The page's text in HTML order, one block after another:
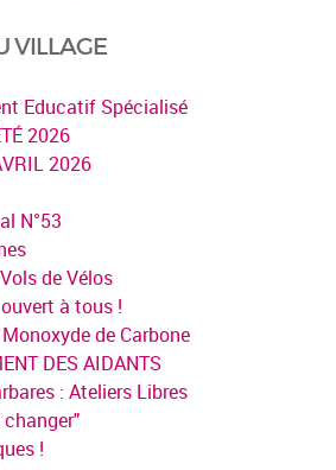
VILLAGE
Educatif Spécialisé
2026
2026
N°53
de Vélos
à tous !
de Carbone
DES AIDANTS
: Ateliers Libres
!